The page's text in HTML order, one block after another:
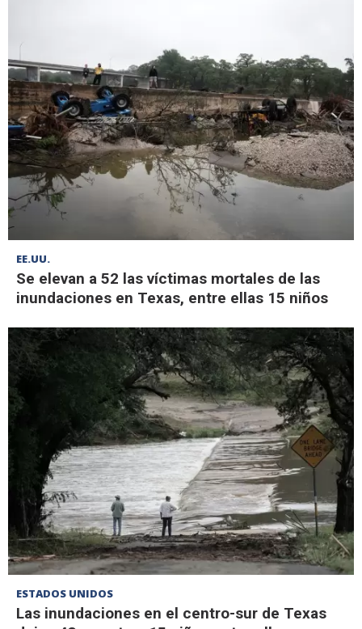
EE.UU.
Se elevan a 52 las víctimas mortales de las
inundaciones en Texas, entre ellas 15 niños
ESTADOS UNIDOS
Las inundaciones en el centro-sur de Texas